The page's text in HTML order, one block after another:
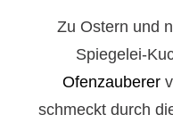
Zu Ostern und
Spiegelei-
Ofenzauberer
schmeckt durch